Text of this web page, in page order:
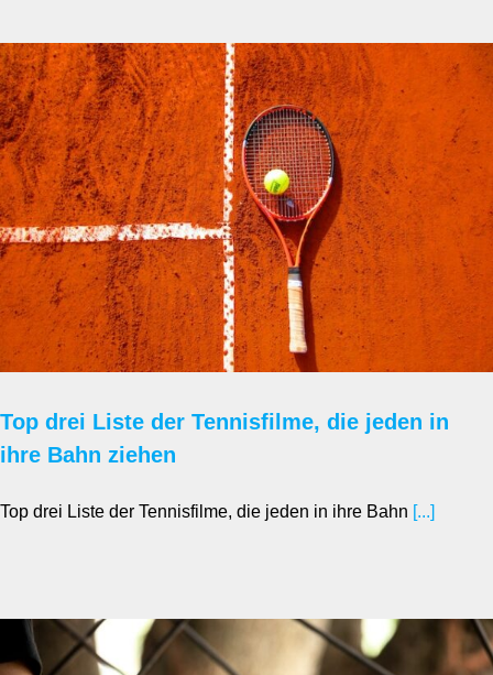
Top drei Liste der Tennisfilme, die jeden in
ihre Bahn ziehen
Top drei Liste der Tennisfilme, die jeden in ihre Bahn [...]